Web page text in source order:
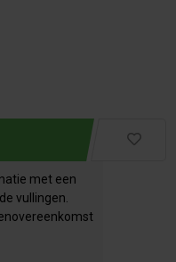
met een
vullingen.